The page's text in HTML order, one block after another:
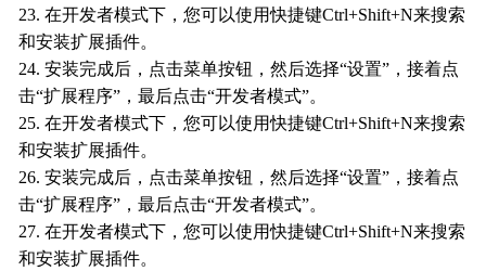
23. 在开发者模式下，您可以使用快捷键Ctrl+Shift+N来搜索
和安装扩展插件。
24. 安装完成后，点击菜单按钮，然后选择“设置”，接着点
击“扩展程序”，最后点击“开发者模式”。
25. 在开发者模式下，您可以使用快捷键Ctrl+Shift+N来搜索
和安装扩展插件。
26. 安装完成后，点击菜单按钮，然后选择“设置”，接着点
击“扩展程序”，最后点击“开发者模式”。
27. 在开发者模式下，您可以使用快捷键Ctrl+Shift+N来搜索
和安装扩展插件。